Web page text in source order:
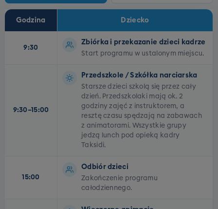
Godzina Dziecko
9:30
Zbiórka i przekazanie dzieci kadrze
Start programu w ustalonym miejscu.
9:30–15:00
Przedszkole / Szkółka narciarska
Starsze dzieci szkolą się przez cały
dzień. Przedszkolaki mają ok. 2
godziny zajęć z instruktorem, a
resztę czasu spędzają na zabawach
z animatorami. Wszystkie grupy
jedzą lunch pod opieką kadry
Taksidi.
15:00
Odbiór dzieci
Zakończenie programu
całodziennego.